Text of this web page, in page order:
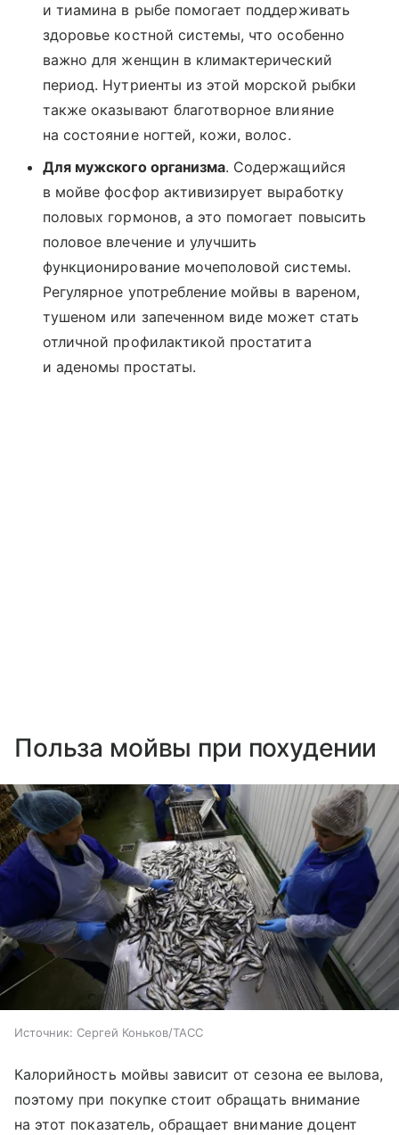
и тиамина в рыбе помогает поддерживать
здоровье костной системы, что особенно
важно для женщин в климактерический
период. Нутриенты из этой морской рыбки
также оказывают благотворное влияние
на состояние ногтей, кожи, волос.
Для мужского организма. Содержащийся
в мойве фосфор активизирует выработку
половых гормонов, а это помогает повысить
половое влечение и улучшить
функционирование мочеполовой системы.
Регулярное употребление мойвы в вареном,
тушеном или запеченном виде может стать
отличной профилактикой простатита
и аденомы простаты.
Польза мойвы при похудении
Источник: Сергей Коньков/ТАСС
Калорийность мойвы зависит от сезона ее вылова,
поэтому при покупке стоит обращать внимание
на этот показатель, обращает внимание доцент